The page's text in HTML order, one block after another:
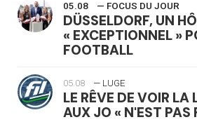
05.08 — FOCUS DU JOUR
DÜSSELDORF, UN
« EXCEPTIONNEL »
FOOTBALL
05.08 — LUGE
LE RÊVE DE VOIR LA
AUX JO « N'EST PAS